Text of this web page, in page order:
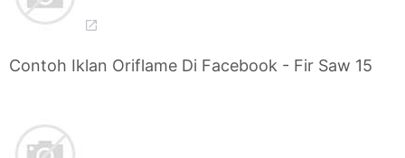
Contoh Iklan Oriflame Di Facebook - Fir Saw 15